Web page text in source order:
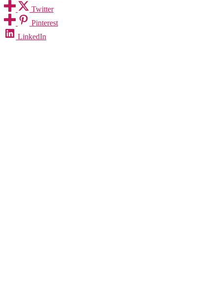
Twitter
Pinterest
LinkedIn